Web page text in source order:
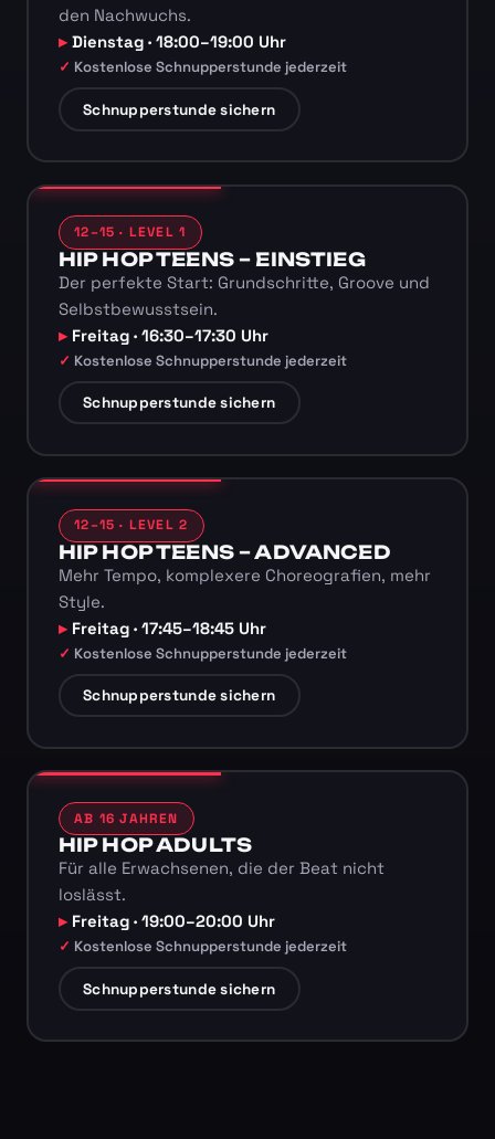
den Nachwuchs.
Dienstag · 18:00–19:00 Uhr
Kostenlose Schnupperstunde jederzeit
Schnupperstunde sichern
12–15 · LEVEL 1
HIP HOP TEENS – EINSTIEG
Der perfekte Start: Grundschritte, Groove und
Selbstbewusstsein.
Freitag · 16:30–17:30 Uhr
Kostenlose Schnupperstunde jederzeit
Schnupperstunde sichern
12–15 · LEVEL 2
HIP HOP TEENS – ADVANCED
Mehr Tempo, komplexere Choreografien, mehr
Style.
Freitag · 17:45–18:45 Uhr
Kostenlose Schnupperstunde jederzeit
Schnupperstunde sichern
AB 16 JAHREN
HIP HOP ADULTS
Für alle Erwachsenen, die der Beat nicht
loslässt.
Freitag · 19:00–20:00 Uhr
Kostenlose Schnupperstunde jederzeit
Schnupperstunde sichern